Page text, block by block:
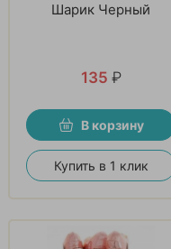
Шарик Черный
135 ₽
В корзину
Купить в 1 клик